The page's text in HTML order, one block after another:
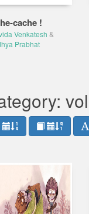
cache !
Venkatesh &
Prabhat
vol